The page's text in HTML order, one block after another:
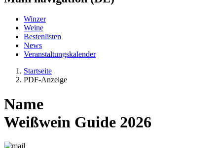
Winzer
Weine
Bestenlisten
News
Veranstaltungskalender
Startseite
PDF-Anzeige
Name
Weißwein Guide 2026